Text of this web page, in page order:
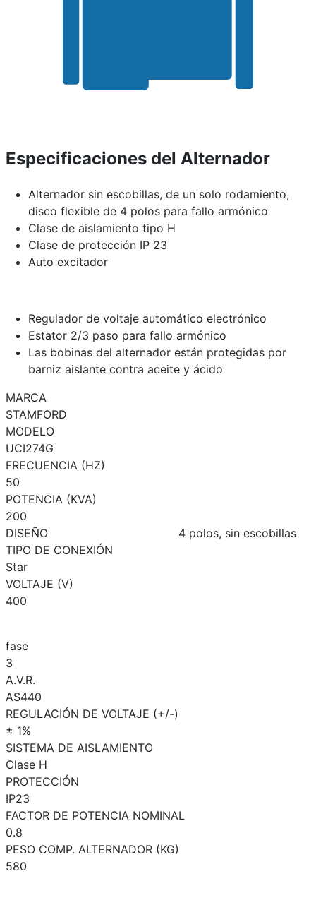
Especificaciones del Alternador
Alternador sin escobillas, de un solo rodamiento,
disco flexible de 4 polos para fallo armónico
Clase de aislamiento tipo H
Clase de protección IP 23
Auto excitador
Regulador de voltaje automático electrónico
Estator 2/3 paso para fallo armónico
Las bobinas del alternador están protegidas por
barniz aislante contra aceite y ácido
MARCA
STAMFORD
MODELO
UCI274G
FRECUENCIA (HZ)
50
POTENCIA (KVA)
200
DISEÑO
4 polos, sin escobillas
TIPO DE CONEXIÓN
Star
VOLTAJE (V)
400
fase
3
A.V.R.
AS440
REGULACIÓN DE VOLTAJE (+/-)
± 1%
SISTEMA DE AISLAMIENTO
Clase H
PROTECCIÓN
IP23
FACTOR DE POTENCIA NOMINAL
0.8
PESO COMP. ALTERNADOR (KG)
580